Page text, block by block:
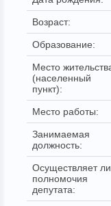
Возраст:
Образование:
Место
(населенный
пункт):
Место работы:
Занимаемая
должность:
Осуществляет ли
полномочия
депутата: